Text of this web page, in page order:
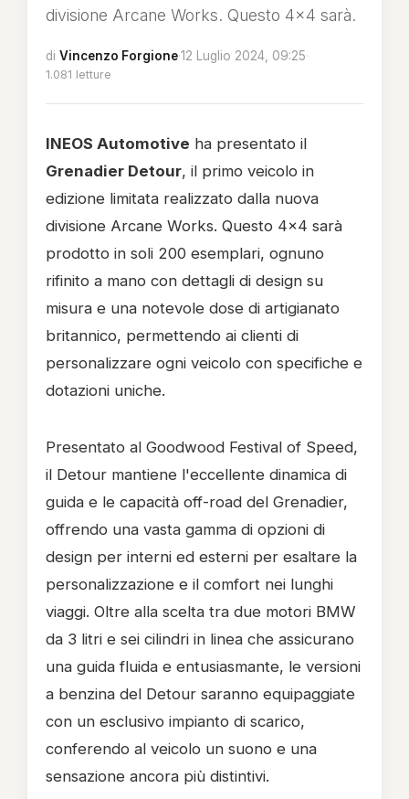
divisione Arcane Works. Questo 4x4 sarà.
di Vincenzo Forgione·12 Luglio 2024, 09:25·
1.081 letture
INEOS Automotive ha presentato il
Grenadier Detour, il primo veicolo in
edizione limitata realizzato dalla nuova
divisione Arcane Works. Questo 4x4 sarà
prodotto in soli 200 esemplari, ognuno
rifinito a mano con dettagli di design su
misura e una notevole dose di artigianato
britannico, permettendo ai clienti di
personalizzare ogni veicolo con specifiche e
dotazioni uniche.
Presentato al Goodwood Festival of Speed,
il Detour mantiene l'eccellente dinamica di
guida e le capacità off-road del Grenadier,
offrendo una vasta gamma di opzioni di
design per interni ed esterni per esaltare la
personalizzazione e il comfort nei lunghi
viaggi. Oltre alla scelta tra due motori BMW
da 3 litri e sei cilindri in linea che assicurano
una guida fluida e entusiasmante, le versioni
a benzina del Detour saranno equipaggiate
con un esclusivo impianto di scarico,
conferendo al veicolo un suono e una
sensazione ancora più distintivi.